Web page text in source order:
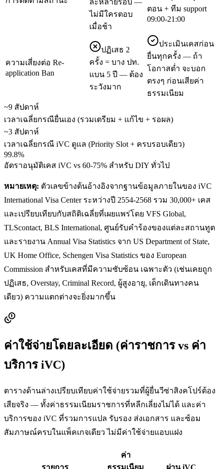
ละหลายรอบ —
ไม่มีใครตอบ
เมื่อช้า
ตอน + ทีม support
09:00-21:00
ความเสี่ยงต่อ Re-
application Ban
ปฏิเสธ 2
ครั้ง = บาง ปท.
แบน 5 ปี — ต้อง
ระวังมาก
ประเมินเคสก่อน
ยื่นทุกครั้ง — ถ้า
โอกาสต่ำ จะบอก
ตรงๆ ก่อนเสียค่า
ธรรมเนียม
~9 สัปดาห์
เวลาเฉลี่ยกรณียื่นเอง (รวมเตรียม + แก้ไข + รอผล)
~3 สัปดาห์
เวลาเฉลี่ยกรณี iVC ดูแล (Priority Slot + ครบรอบเดียว)
99.8%
อัตราอนุมัติเคส iVC vs 60-75% สำหรับ DIY ทั่วไป
หมายเหตุ: ตัวเลขข้างต้นอ้างอิงจากฐานข้อมูลภายในของ iVC
International Visa Center ระหว่างปี 2554-2568 รวม 30,000+ เคส
และเปรียบเทียบกับสถิติเฉลี่ยที่เผยแพร่โดย VFS Global,
TLScontact, BLS International, ศูนย์รับคำร้องของแต่ละสถานทูต
และรายงาน Annual Visa Statistics จาก US Department of State,
UK Home Office, Schengen Visa Statistics ของ European
Commission สำหรับเคสที่มีความซับซ้อน เฉพาะตัว (เช่นเคยถูก
ปฏิเสธ, Overstay, Criminal Record, ผู้สูงอายุ, เด็กเดินทางคน
เดียว) ความแตกต่างจะยิ่งมากขึ้น
ค่าใช้จ่ายโดยละเอียด (ค่าราชการ vs ค่า
บริการ iVC)
ตารางด้านล่างเปรียบเทียบค่าใช้จ่ายรวมที่ผู้ยื่นวีซ่าสิงคโปร์ต้อง
เสียจริง — ทั้งค่าธรรมเนียมราชการที่หลีกเลี่ยงไม่ได้ และค่า
บริการของ iVC ที่รวมการแปล รับรอง ส่งเอกสาร และซ้อม
สัมภาษณ์ครบในแพ็คเกจเดียว ไม่มีค่าใช้จ่ายแอบแฝง
รายการ
ค่า
ธรรมเนียม
ผ่าน iVC